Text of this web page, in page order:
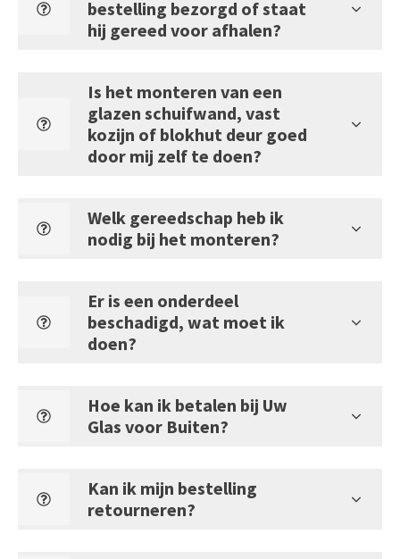
bestelling bezorgd of staat
hij gereed voor afhalen?
Is het monteren van een
glazen schuifwand, vast
kozijn of blokhut deur goed
door mij zelf te doen?
Welk gereedschap heb ik
nodig bij het monteren?
Er is een onderdeel
beschadigd, wat moet ik
doen?
Hoe kan ik betalen bij Uw
Glas voor Buiten?
Kan ik mijn bestelling
retourneren?